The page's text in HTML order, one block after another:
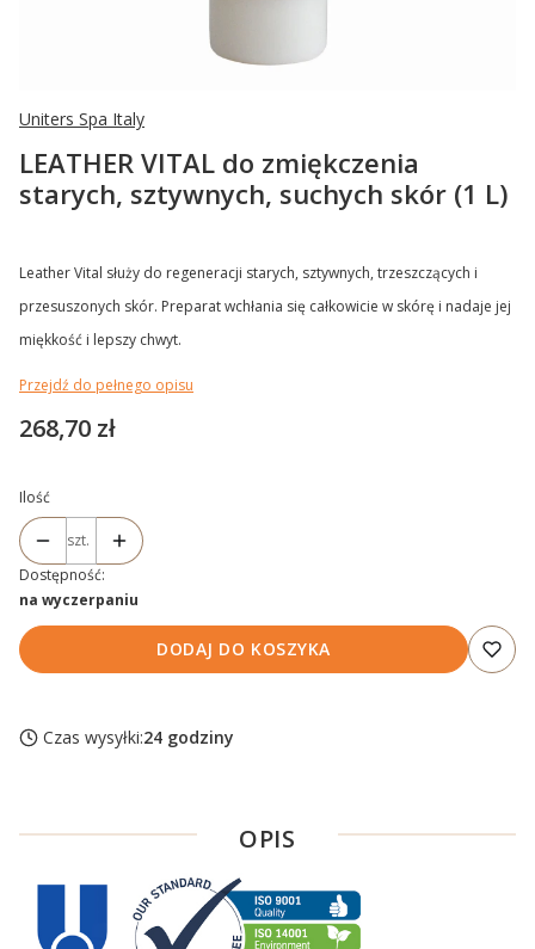
Uniters Spa Italy
LEATHER VITAL do zmiękczenia
starych, sztywnych, suchych skór (1 L)
Leather Vital służy do regeneracji starych, sztywnych, trzeszczących i
przesuszonych skór. Preparat wchłania się całkowicie w skórę i nadaje jej
miękkość i lepszy chwyt.
Przejdź do pełnego opisu
Cena
268,70 zł
Ilość
szt.
Dostępność:
na wyczerpaniu
DODAJ DO KOSZYKA
Czas wysyłki:24 godziny
OPIS